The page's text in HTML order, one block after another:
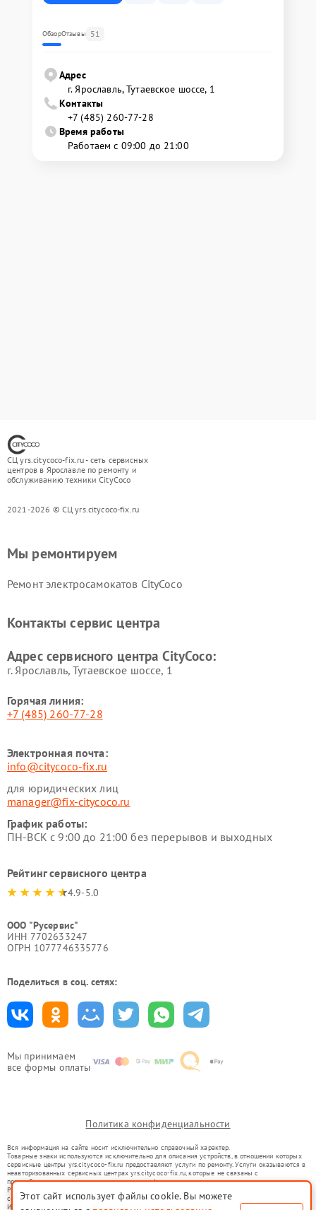
ОбзорОтзывы 51
Адрес
г. Ярославль, Тутаевское шоссе, 1
Контакты
+7 (485) 260-77-28
Время работы
Работаем с 09:00 до 21:00
СЦ yrs.citycoco-fix.ru - сеть сервисных
центров в Ярославле по ремонту и
обслуживанию техники CityCoco
2021-2026 © СЦ yrs.citycoco-fix.ru
Мы принимаем
все формы оплаты
Мы ремонтируем
Ремонт электросамокатов CityCoco
Контакты сервис центра
Адрес сервисного центра CityCoco:
г. Ярославль, Тутаевское шоссе, 1
Горячая линия:
+7 (485) 260-77-28
Электронная почта:
info@citycoco-fix.ru
для юридических лиц
manager@fix-citycoco.ru
График работы:
ПН-ВСК с 9:00 до 21:00 без перерывов и выходных
Рейтинг сервисного центра
4.9-5.0
ООО "Русервис"
ИНН 7702633247
ОГРН 1077746335776
Поделиться в соц. сетях:
Политика конфиденциальности
Вся информация на сайте носит исключительно справочный характер.
Товарные знаки используются исключительно для описания устройств, в отношении которых
сервисные центры yrs.citycoco-fix.ru предоставляют услуги по ремонту. Услуги оказываются в
неавторизованных сервисных центрах yrs.citycoco-fix.ru, которые не связаны с
правообладателями товарных знаков или их официальными представителями.
Ремонт осуществляется для устройств, уже введенных в гражданский оборот в соответствии
со статьей 1487 ГК РФ.
Использование товарных знаков не преследует цели индивидуализации услуг или введения
Этот сайт использует файлы cookie. Вы можете